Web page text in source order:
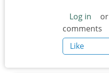
Log in or
comments
Like